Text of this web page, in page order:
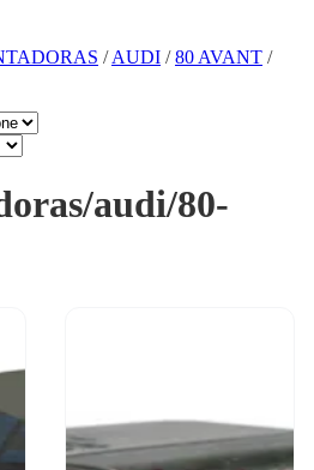
/AUDI /80 AVANT /
audi/80-